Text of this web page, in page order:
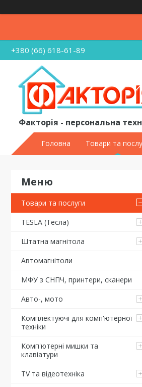
+380 (66) 618-61-89
Факторія - персональна
Головна Товари та
Товари та послуги
TESLA (Тесла)
Штатна магнітола
Автомагнітоли
МФУ з СНПЧ, принтери, сканери
Авто-, мото
Комплектуючі для комп'ютерної
техніки
Комп'ютерні мишки та
клавіатури
TV та відеотехніка